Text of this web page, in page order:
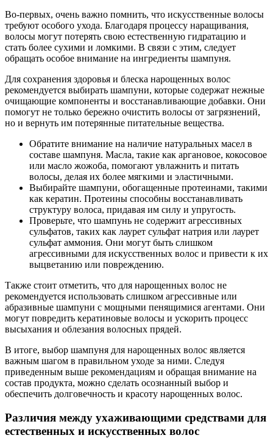
Во-первых, очень важно помнить, что искусственные волосы
требуют особого ухода. Благодаря процессу наращивания,
волосы могут потерять свою естественную гидратацию и
стать более сухими и ломкими. В связи с этим, следует
обращать особое внимание на ингредиенты шампуня.
Для сохранения здоровья и блеска нарощенных волос
рекомендуется выбирать шампуни, которые содержат нежные
очищающие компоненты и восстанавливающие добавки. Они
помогут не только бережно очистить волосы от загрязнений,
но и вернуть им потерянные питательные вещества.
Обратите внимание на наличие натуральных масел в
составе шампуня. Масла, такие как аргановое, кокосовое
или масло жожоба, помогают увлажнить и питать
волосы, делая их более мягкими и эластичными.
Выбирайте шампуни, обогащенные протеинами, такими
как кератин. Протеины способны восстанавливать
структуру волоса, придавая им силу и упругость.
Проверьте, что шампунь не содержит агрессивных
сульфатов, таких как лаурет сульфат натрия или лаурет
сульфат аммония. Они могут быть слишком
агрессивными для искусственных волос и привести к их
выцветанию или повреждению.
Также стоит отметить, что для нарощенных волос не
рекомендуется использовать слишком агрессивные или
абразивные шампуни с мощными пенящимися агентами. Они
могут повредить кератиновые волосы и ускорить процесс
высыхания и облезания волосных прядей.
В итоге, выбор шампуня для нарощенных волос является
важным шагом в правильном уходе за ними. Следуя
приведенным выше рекомендациям и обращая внимание на
состав продукта, можно сделать осознанный выбор и
обеспечить долговечность и красоту нарощенных волос.
Различия между ухаживающими средствами для
естественных и искусственных волос